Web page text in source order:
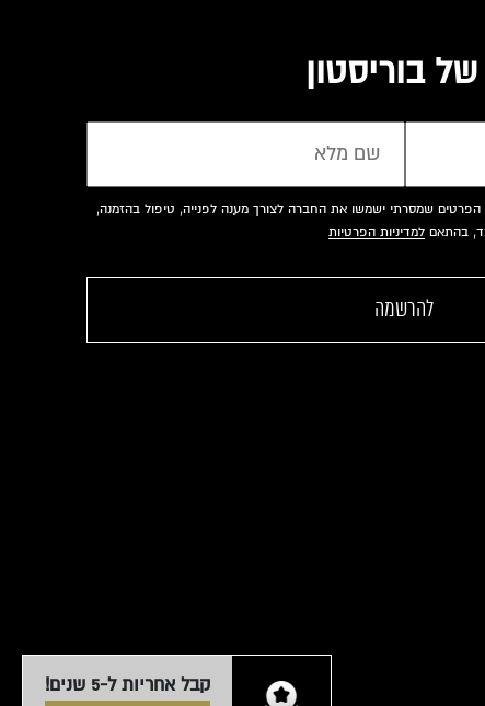
בוריסטון
שמסרתי ישמשו את החברה לצורך מענה לפנייה, טיפול בהזמנה,
בהתאם
קבל אחריות ל-5 שנים!